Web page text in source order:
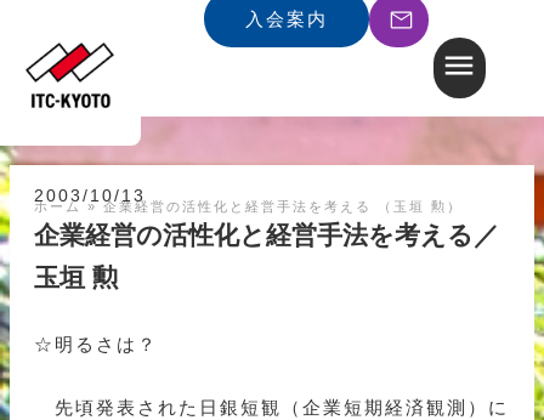
入会案内
ホーム » 企業経営の活性化と経営手法を考える （玉垣 勲）
2003/10/13
企業経営の活性化と経営手法を考える／
玉垣 勲
☆明るさは？
先頃発表された日銀短観（企業短期経済観測）に